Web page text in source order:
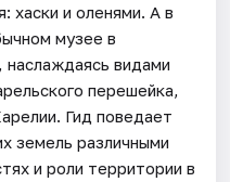
хаски и оленями. А в
музее в
видами
перешейка,
Гид поведает
земель различными
и роли территории в